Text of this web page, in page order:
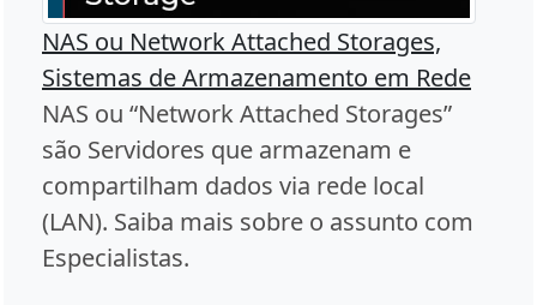
NAS ou Network Attached Storages,
Sistemas de Armazenamento em Rede
NAS ou “Network Attached Storages”
são Servidores que armazenam e
compartilham dados via rede local
(LAN). Saiba mais sobre o assunto com
Especialistas.